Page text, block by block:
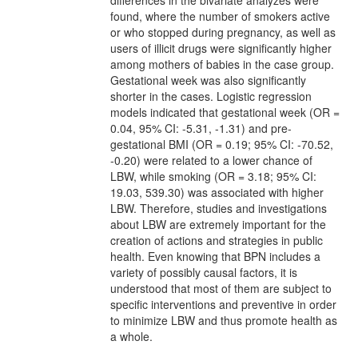
found, where the number of smokers active
or who stopped during pregnancy, as well as
users of illicit drugs were significantly higher
among mothers of babies in the case group.
Gestational week was also significantly
shorter in the cases. Logistic regression
models indicated that gestational week (OR =
0.04, 95% CI: -5.31, -1.31) and pre-
gestational BMI (OR = 0.19; 95% CI: -70.52,
-0.20) were related to a lower chance of
LBW, while smoking (OR = 3.18; 95% CI:
19.03, 539.30) was associated with higher
LBW. Therefore, studies and investigations
about LBW are extremely important for the
creation of actions and strategies in public
health. Even knowing that BPN includes a
variety of possibly causal factors, it is
understood that most of them are subject to
specific interventions and preventive in order
to minimize LBW and thus promote health as
a whole.